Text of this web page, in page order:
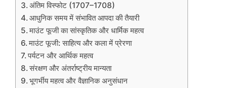
अंतिम विस्फोट (1707–1708)
आधुनिक समय में संभावित आपदा की तैयारी
माउंट फूजी का सांस्कृतिक और धार्मिक महत्व
माउंट फूजी: साहित्य और कला में प्रेरणा
पर्यटन और आर्थिक महत्व
संरक्षण और अंतर्राष्ट्रीय मान्यता
भूगर्भीय महत्व और वैज्ञानिक अनुसंधान